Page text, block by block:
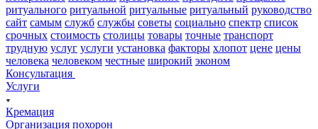
ритуального ритуальной ритуальные ритуальный руководство
сайт самым служб службы советы социально спектр список
срочных стоимость столицы товары точные транспорт
трудную услуг услуги установка факторы хлопот цене цены
человека человеком честные широкий эконом
Консультация
Услуги
Кремация
Организация похорон